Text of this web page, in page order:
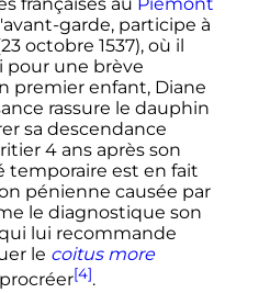
garde, participe à
23 octobre 1537), où il
pour une brève
premier enfant, Diane
rassure le dauphin
sa descendance
4 ansaprès son
temporaire est en fait
pénienne causée par
le diagnostique son
lui recommande
le coitus more
[4].